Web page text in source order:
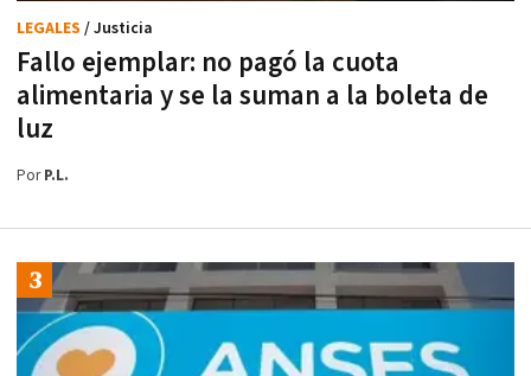
Fallo ejemplar: no pagó la cuota
alimentaria y se la suman a la boleta de
luz
LEGALES / Justicia
PorP.L.